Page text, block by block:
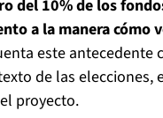
del 10% de los
a la manera cómo
este antecedente
de las elecciones,
proyecto.